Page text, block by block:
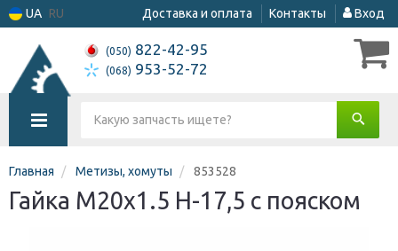
UA RU Доставка и оплата Контакты Вход
(050) 822-42-95
(068) 953-52-72
Главная Метизы, хомуты 853528
Гайка М20x1.5 H-17,5 с пояском